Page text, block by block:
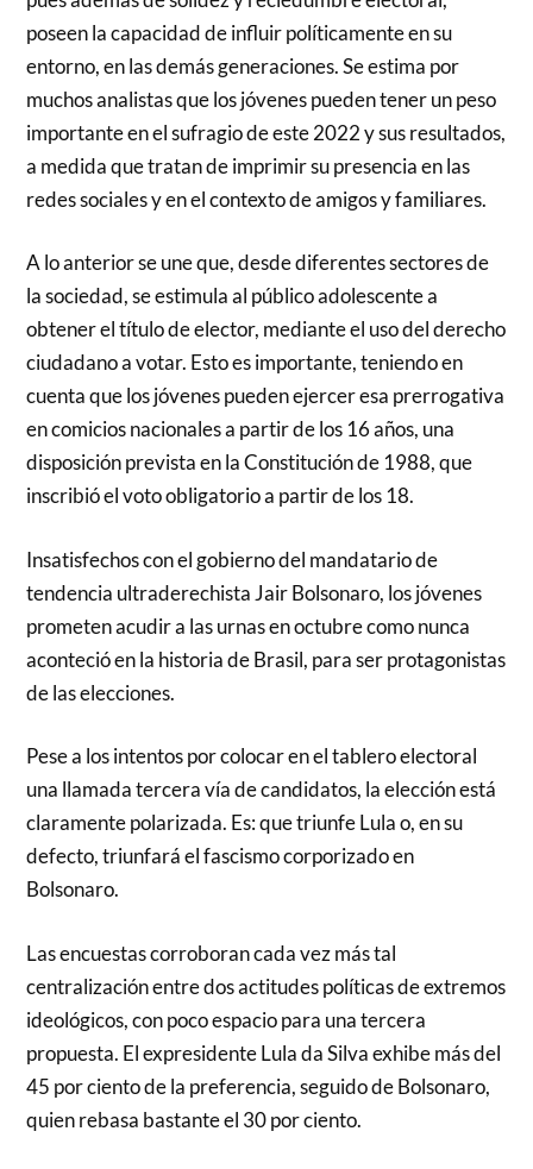
poseen la capacidad de influir políticamente en su
entorno, en las demás generaciones. Se estima por
muchos analistas que los jóvenes pueden tener un peso
importante en el sufragio de este 2022 y sus resultados,
a medida que tratan de imprimir su presencia en las
redes sociales y en el contexto de amigos y familiares.
A lo anterior se une que, desde diferentes sectores de
la sociedad, se estimula al público adolescente a
obtener el título de elector, mediante el uso del derecho
ciudadano a votar. Esto es importante, teniendo en
cuenta que los jóvenes pueden ejercer esa prerrogativa
en comicios nacionales a partir de los 16 años, una
disposición prevista en la Constitución de 1988, que
inscribió el voto obligatorio a partir de los 18.
Insatisfechos con el gobierno del mandatario de
tendencia ultraderechista Jair Bolsonaro, los jóvenes
prometen acudir a las urnas en octubre como nunca
aconteció en la historia de Brasil, para ser protagonistas
de las elecciones.
Pese a los intentos por colocar en el tablero electoral
una llamada tercera vía de candidatos, la elección está
claramente polarizada. Es: que triunfe Lula o, en su
defecto, triunfará el fascismo corporizado en
Bolsonaro.
Las encuestas corroboran cada vez más tal
centralización entre dos actitudes políticas de extremos
ideológicos, con poco espacio para una tercera
propuesta. El expresidente Lula da Silva exhibe más del
45 por ciento de la preferencia, seguido de Bolsonaro,
quien rebasa bastante el 30 por ciento.